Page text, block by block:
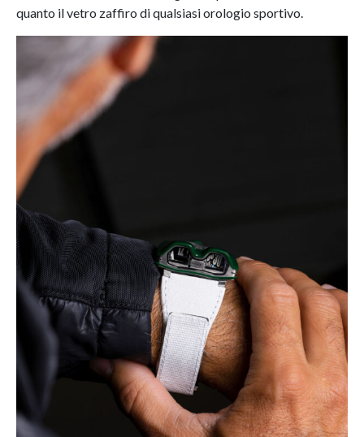
quanto il vetro zaffiro di qualsiasi orologio sportivo.